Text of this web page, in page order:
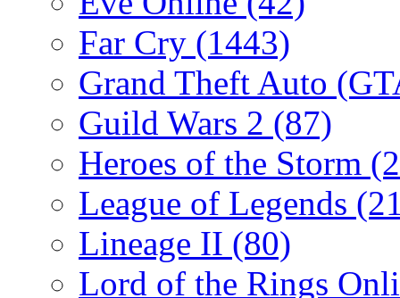
Far Cry (1443)
Grand Theft Auto
Guild Wars 2 (87)
Heroes of the Storm
League of Legends
Lineage II (80)
Lord of the Rings